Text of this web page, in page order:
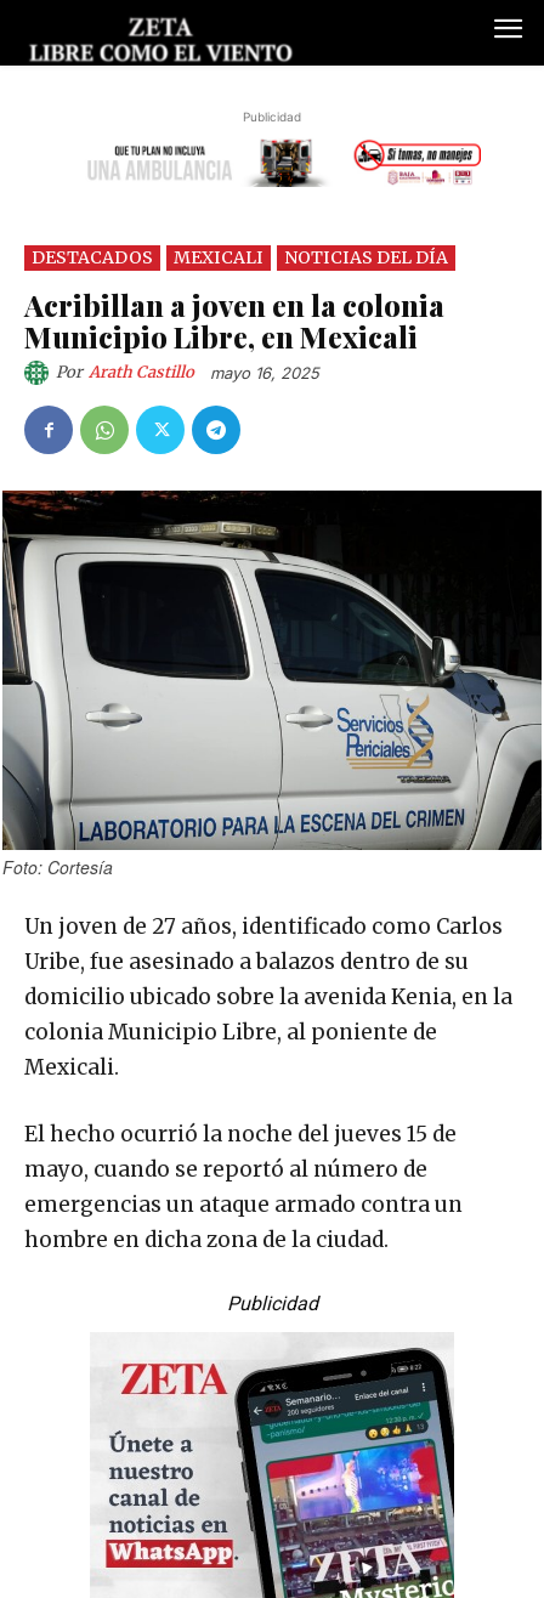
Publicidad
DESTACADOS MEXICALI NOTICIAS DEL DÍA
Acribillan a joven en la colonia
Municipio Libre, en Mexicali
Por Arath Castillo mayo 16, 2025
Foto: Cortesía
Un joven de 27 años, identificado como Carlos
Uribe, fue asesinado a balazos dentro de su
domicilio ubicado sobre la avenida Kenia, en la
colonia Municipio Libre, al poniente de
Mexicali.
El hecho ocurrió la noche del jueves 15 de
mayo, cuando se reportó al número de
emergencias un ataque armado contra un
hombre en dicha zona de la ciudad.
Publicidad